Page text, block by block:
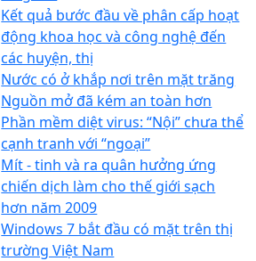
Kết quả bước đầu về phân cấp hoạt
động khoa học và công nghệ đến
các huyện, thị
Nước có ở khắp nơi trên mặt trăng
Nguồn mở đã kém an toàn hơn
Phần mềm diệt virus: “Nội” chưa thể
cạnh tranh với “ngoại”
Mít - tinh và ra quân hưởng ứng
chiến dịch làm cho thế giới sạch
hơn năm 2009
Windows 7 bắt đầu có mặt trên thị
trường Việt Nam